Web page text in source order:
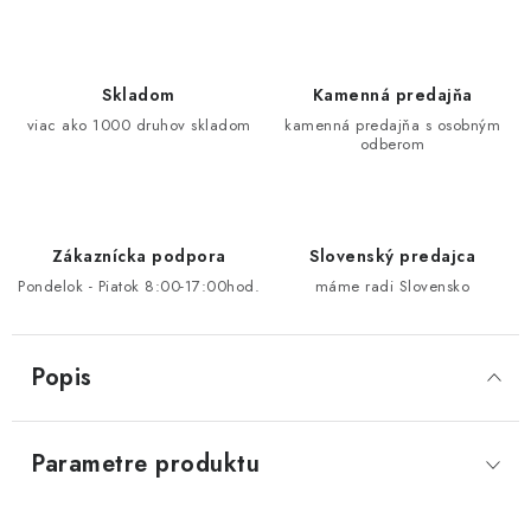
Skladom
viac ako 1000 druhov skladom
Kamenná predajňa
kamenná predajňa s osobným
odberom
Zákaznícka podpora
Pondelok - Piatok 8:00-17:00hod.
Slovenský predajca
máme radi Slovensko
Popis
Parametre produktu